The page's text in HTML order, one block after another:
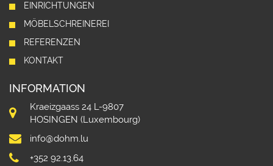
EINRICHTUNGEN
MÖBELSCHREINEREI
REFERENZEN
KONTAKT
INFORMATION
Kraeizgaass 24 L-9807
HOSINGEN (Luxembourg)
info@dohm.lu
+352 92.13.64